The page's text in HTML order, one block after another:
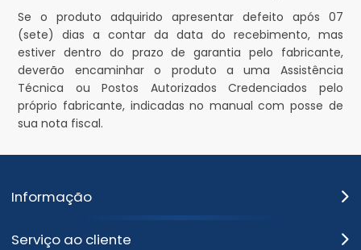
Se o produto adquirido apresentar defeito após 07
(sete) dias a contar da data do recebimento, mas
estiver dentro do prazo de garantia pelo fabricante,
deverão encaminhar o produto a uma Assistência
Técnica ou Postos Autorizados Credenciados pelo
próprio fabricante, indicadas no manual com posse de
sua nota fiscal.
Informação
Serviço ao cliente